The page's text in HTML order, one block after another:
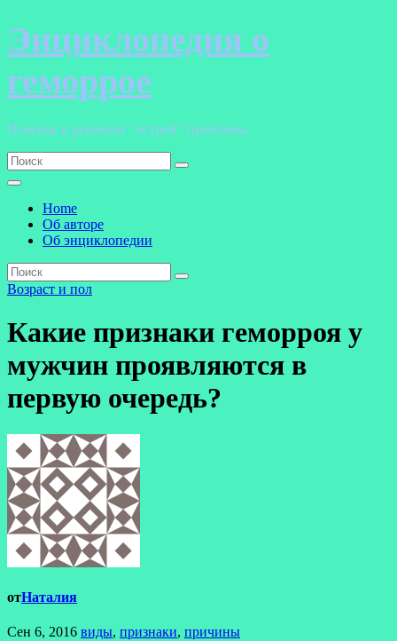
Перейти
к
содержанию
Энциклопедия о
геморрое
Помощь в решении "острой" проблемы
Home
Об авторе
Об энциклопедии
Возраст и пол
Какие признаки геморроя у
мужчин проявляются в
первую очередь?
отНаталия
Сен 6, 2016 виды, признаки, причины